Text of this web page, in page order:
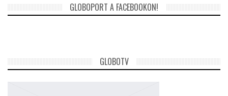
GLOBOPORT A FACEBOOKON!
GLOBOTV